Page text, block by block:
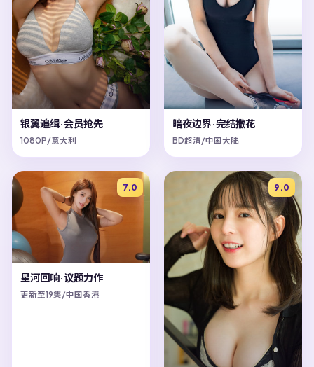
银翼追缉·会员抢先
1080P/意大利
暗夜边界·完结撒花
BD超清/中国大陆
7.0
星河回响·议题力作
更新至19集/中国香港
9.0